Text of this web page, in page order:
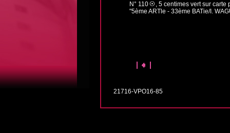
N° 110
, 5 centimes vert sur
"5ème ARTle - 33ème BATie/I.
21716-VPO16-85